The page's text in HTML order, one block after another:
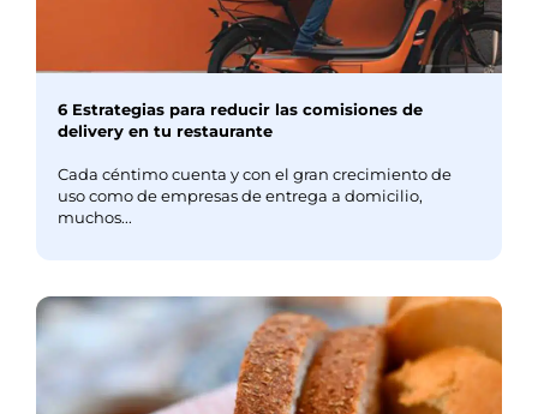
6 Estrategias para reducir las comisiones de
delivery en tu restaurante
Cada céntimo cuenta y con el gran crecimiento de
uso como de empresas de entrega a domicilio,
muchos...